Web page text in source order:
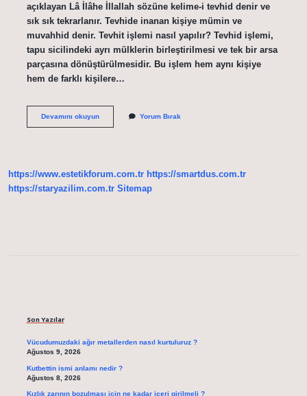
açıklayan Lâ İlâhe İllallah sözüne kelime-i tevhid denir ve
sık sık tekrarlanır. Tevhide inanan kişiye mümin ve
muvahhid denir. Tevhit işlemi nasıl yapılır? Tevhid işlemi,
tapu sicilindeki ayrı mülklerin birleştirilmesi ve tek bir arsa
parçasına dönüştürülmesidir. Bu işlem hem aynı kişiye
hem de farklı kişilere…
Devamını okuyunTevhid
Yorum Bırak
https://www.estetikforum.com.tr https://smartdus.com.tr
https://staryazilim.com.tr Sitemap
Son Yazılar
Vücudumuzdaki ağır metallerden nasıl kurtuluruz ?
Ağustos 9, 2026
Kutbettin ismi anlamı nedir ?
Ağustos 8, 2026
Kızlık zarının bozulması için ne kadar içeri girilmeli ?